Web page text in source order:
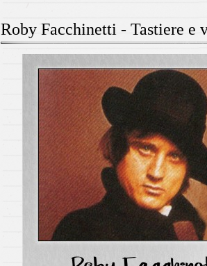
Roby Facchinetti - Tastiere e